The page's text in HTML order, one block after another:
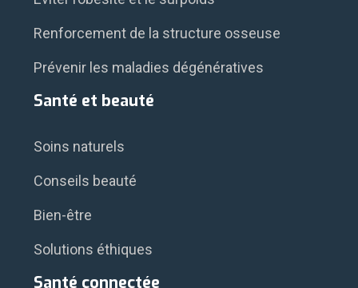
Renforcement de la structure osseuse
Prévenir les maladies dégénératives
Santé et beauté
Soins naturels
Conseils beauté
Bien-être
Solutions éthiques
Santé connectée